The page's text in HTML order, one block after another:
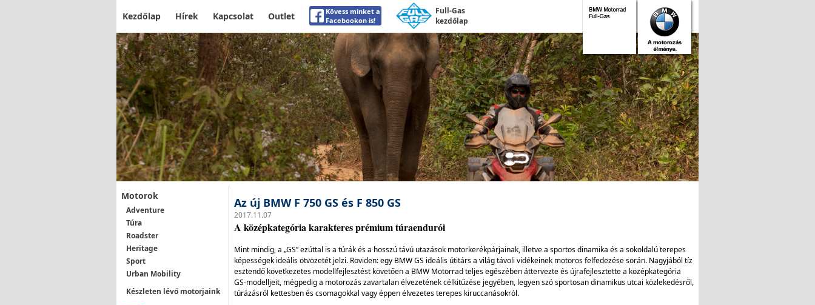
Kezdőlap Hírek Kapcsolat Outlet
Kövess minket a
Facebookon is!
Full-Gas
kezdőlap
Motorok
Adventure
Túra
Roadster
Heritage
Sport
Urban Mobility
Készleten lévő motorjaink
Az új BMW F 750 GS és F 850 GS
2017.11.07
A középkategória karakteres prémium túraendurói
Mint mindig, a „GS” ezúttal is a túrák és a hosszú távú utazások motorkerékpárjainak, illetve a sportos dinamika és a sokoldalú terepes
képességek ideális ötvözetét jelzi. Röviden: egy BMW GS ideális útitárs a világ távoli vidékeinek motoros felfedezése során. Nagyjából tíz
esztendő következetes modellfejlesztést követően a BMW Motorrad teljes egészében áttervezte és újrafejlesztette a középkategória
GS-modelljeit, mégpedig a motorozás zavartalan élvezetének célkitűzése jegyében, legyen szó sportosan dinamikus utcai közlekedésről,
túrázásról kettesben és csomagokkal vagy éppen élvezetes terepes kiruccanásokról.